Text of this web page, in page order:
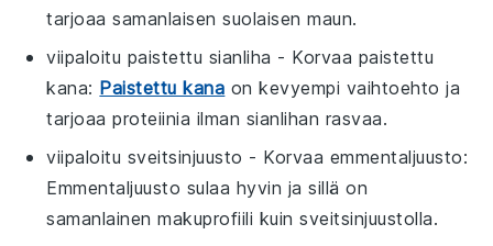
tarjoaa samanlaisen suolaisen maun.
viipaloitu paistettu sianliha - Korvaa paistettu
kana: Paistettu kana on kevyempi vaihtoehto ja
tarjoaa proteiinia ilman sianlihan rasvaa.
viipaloitu sveitsinjuusto - Korvaa emmentaljuusto:
Emmentaljuusto sulaa hyvin ja sillä on
samanlainen makuprofiili kuin sveitsinjuustolla.